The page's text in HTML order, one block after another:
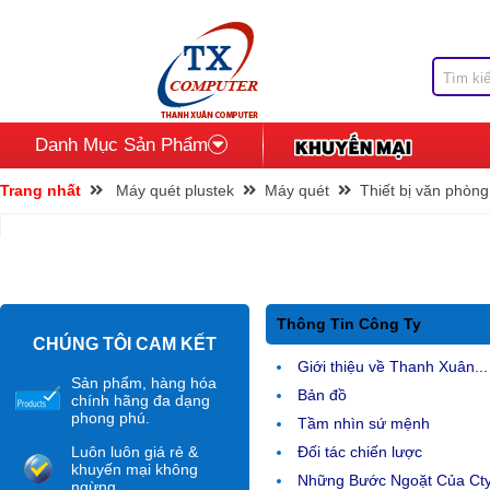
Danh Mục Sản Phẩm
Trang nhất Máy quét plustek Máy quét Thiết bị văn phòng
CHÚNG TÔI CAM KẾT
Sản phẩm, hàng hóa
chính hãng đa dạng
phong phú.
Luôn luôn giá rẻ &
khuyến mại không
Thông Tin Công Ty
Giới thiệu về Thanh Xuân...
Bản đồ
Tầm nhìn sứ mệnh
Đối tác chiến lược
Những Bước Ngoặt Của